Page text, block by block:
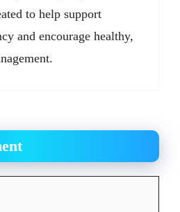
to help support
and encourage healthy,